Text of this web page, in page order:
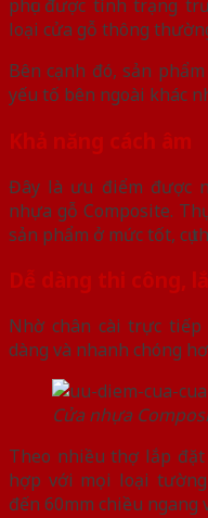
phục được tình trạng
loại cửa gỗ thông
Bên cạnh đó, sản
yếu tố bên ngoài khác
Khả năng cách âm
Đây là ưu điểm được
nhựa gỗ Composite.
sản phẩm ở mức tốt, cụ
Dễ dàng thi công,
Nhờ chân cài trực tiếp
dàng và nhanh chóng
Cửa nhựa
Theo nhiều thợ lắp
hợp với mọi loại
đến 60mm chiều ngang